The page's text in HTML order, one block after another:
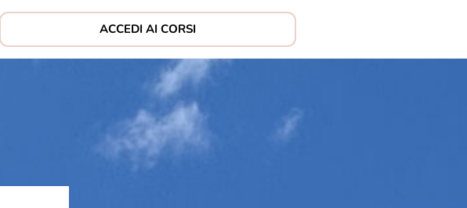
ACCEDI AI CORSI